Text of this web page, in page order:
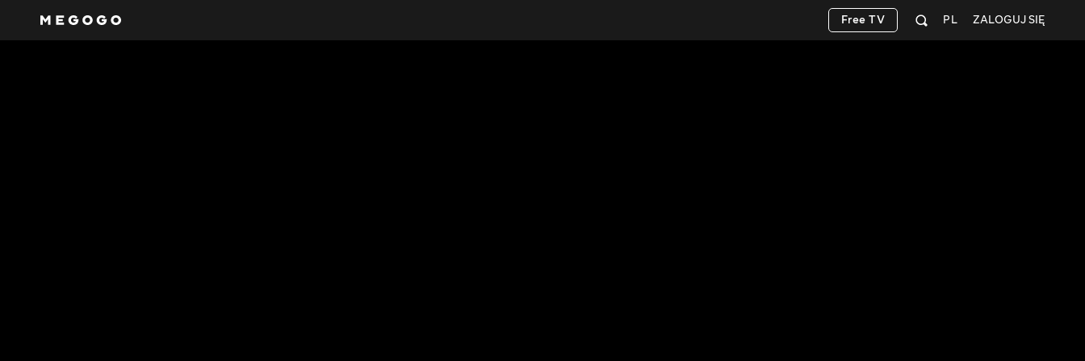
ZALOGUJ SIĘ
PL
Free TV